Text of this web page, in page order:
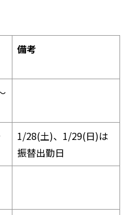
備考
1/28(土)、1/29(日)は
振替出勤日